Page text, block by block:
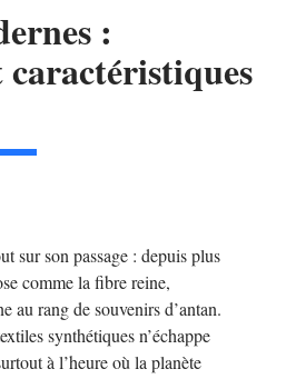
:
sur son passage : depuis plus
comme la fibre reine,
au rang de souvenirs d’antan.
synthétiques n’échappe
à l’heure où la planète